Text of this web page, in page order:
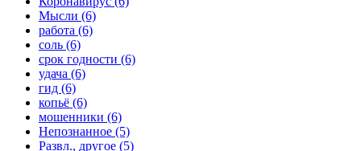
Мысли (6)
работа (6)
соль (6)
срок годности (6)
удача (6)
гид (6)
копьё (6)
мошенники (6)
Непознанное (5)
Развл., другое (5)